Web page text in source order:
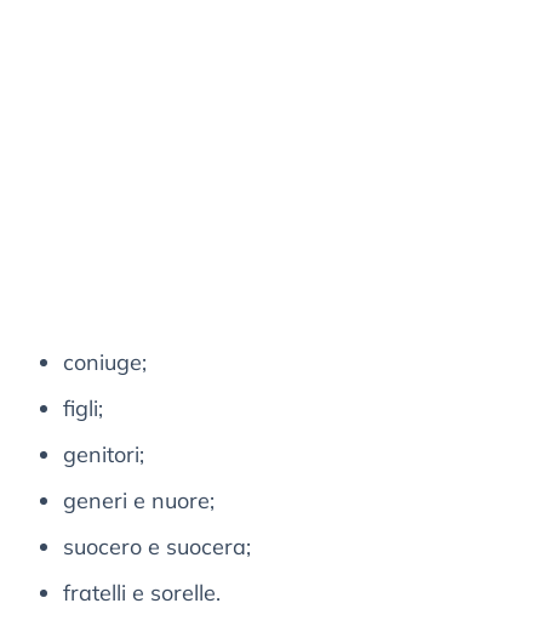
coniuge;
figli;
genitori;
generi e nuore;
suocero e suocera;
fratelli e sorelle.